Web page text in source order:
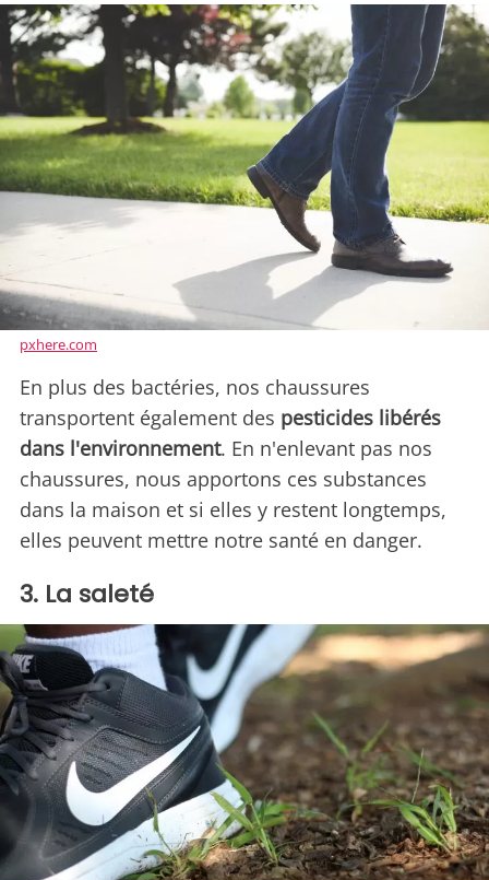
pxhere.com
En plus des bactéries, nos chaussures
transportent également des pesticides libérés
dans l'environnement. En n'enlevant pas nos
chaussures, nous apportons ces substances
dans la maison et si elles y restent longtemps,
elles peuvent mettre notre santé en danger.
3. La saleté